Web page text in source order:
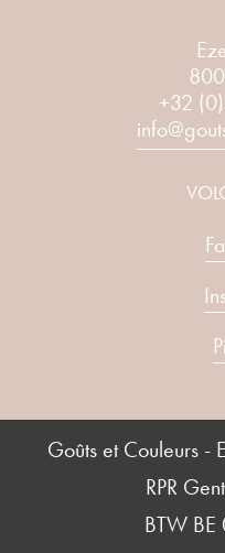
+32
Goûts et Couleurs
RPR
BTW